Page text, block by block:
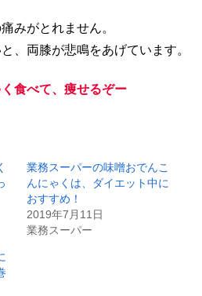
みがとれません。
、両膝が悲鳴をあげています。
食べて、痩せるぞー
業務スーパーの味噌おでんこ
んにゃくは、ダイエット中に
おすすめ！
2019年7月11日
業務スーパー